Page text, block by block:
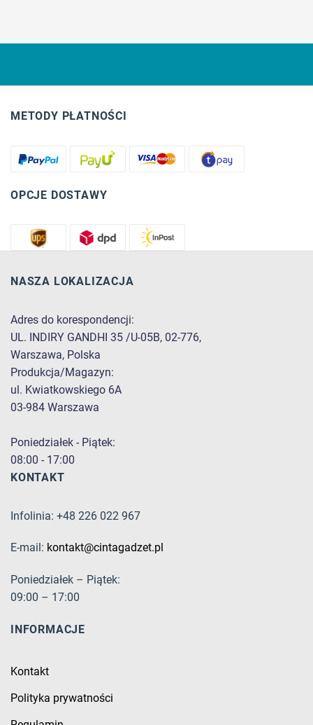
METODY PŁATNOŚCI
OPCJE DOSTAWY
NASZA LOKALIZACJA
Adres do korespondencji:
UL. INDIRY GANDHI 35 /U-05B, 02-776,
Warszawa, Polska
Produkcja/Magazyn:
ul. Kwiatkowskiego 6A
03-984 Warszawa
Poniedziałek - Piątek:
08:00 - 17:00
KONTAKT
Infolinia: +48 226 022 967
E-mail: kontakt@cintagadzet.pl
Poniedziałek – Piątek:
09:00 – 17:00
INFORMACJE
Kontakt
Polityka prywatności